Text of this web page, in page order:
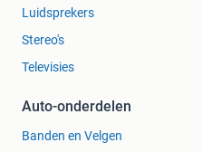
Luidsprekers
Stereo's
Televisies
Auto-onderdelen
Banden en Velgen